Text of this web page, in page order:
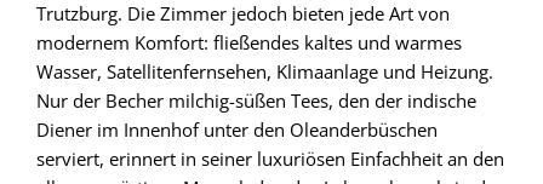
Trutzburg. Die Zimmer jedoch bieten jede Art von
modernem Komfort: fließendes kaltes und warmes
Wasser, Satellitenfernsehen, Klimaanlage und Heizung.
Nur der Becher milchig-süßen Tees, den der indische
Diener im Innenhof unter den Oleanderbüschen
serviert, erinnert in seiner luxuriösen Einfachheit an den